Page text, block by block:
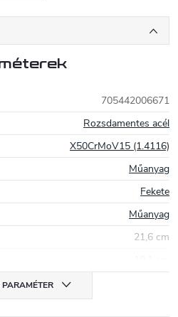
vezetett be,
a haderők
a Cold Steel dobókéseket, karambit
fejszéket és még kardokat is
705442006671
Rozsdamentes acél
X50CrMoV15 (1.4116)
Műanyag
Fekete
Műanyag
21,6 cm